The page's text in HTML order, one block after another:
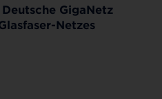
GigaNetz
Netzes